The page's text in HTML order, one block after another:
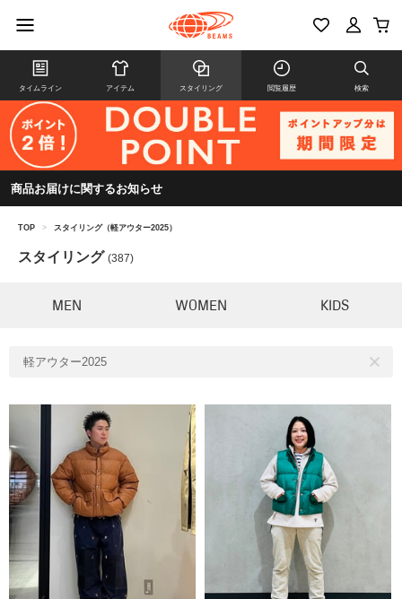
タイムライン アイテム スタイリング 閲覧履歴 検索
商品お届けに関するお知らせ
TOP > スタイリング（軽アウター2025）
スタイリング (387)
MEN WOMEN KIDS
軽アウター2025